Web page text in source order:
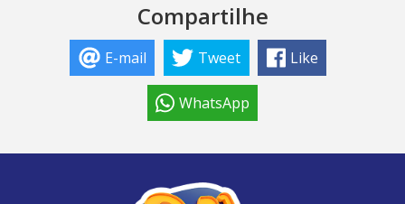
Compartilhe
E-mail Tweet Like
WhatsApp